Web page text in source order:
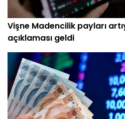
Vişne Madencilik payları
açıklaması geldi